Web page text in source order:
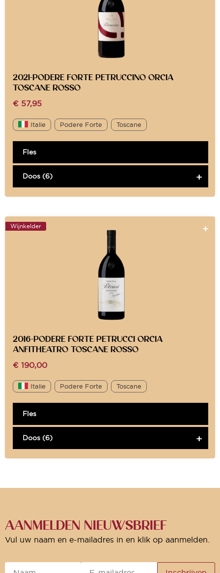
2021-PODERE FORTE PETRUCCINO ORCIA
TOSCANE ROSSO
€ 57,95
Italie Podere Forte Toscane
Fles
Doos (6)
Wijnkelder
2016-PODERE FORTE PETRUCCI ORCIA
ANFITHEATRO TOSCANE ROSSO
€ 190,00
Italie Podere Forte Toscane
Fles
Doos (6)
AANMELDEN NIEUWSBRIEF
Vul uw naam en e-mailadres in en klik op aanmelden.